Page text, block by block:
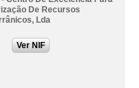
De Recursos
Lda
Ver NIF